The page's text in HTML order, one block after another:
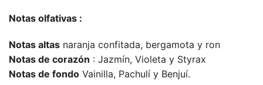
Notas olfativas :
Notas altas naranja confitada, bergamota y ron
Notas de corazón : Jazmín, Violeta y Styrax
Notas de fondo Vainilla, Pachulí y Benjuí.